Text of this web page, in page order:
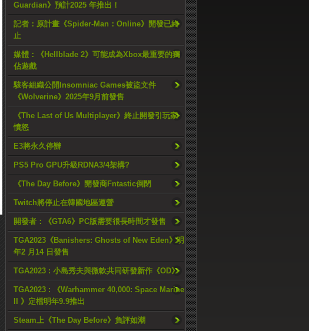
Guardian》預計2025 年推出！
記者：原計畫《Spider-Man：Online》開發已終
止
媒體：《Hellblade 2》可能成為Xbox最重要的獨
佔遊戲
駭客組織公開Insomniac Games被盜文件
《Wolverine》2025年9月前發售
《The Last of Us Multiplayer》終止開發引玩家
憤怒
E3將永久停辦
PS5 Pro GPU升級RDNA3/4架構?
《The Day Before》開發商Fntastic倒閉
Twitch將停止在韓國地區運營
開發者：《GTA6》PC版需要很長時間才發售
TGA2023《Banishers: Ghosts of New Eden》明
年2 月14 日發售
TGA2023 : 小島秀夫與微軟共同研發新作《OD》
TGA2023 : 《Warhammer 40,000: Space Marine
II 》定檔明年9.9推出
Steam上《The Day Before》負評如潮